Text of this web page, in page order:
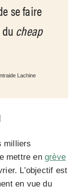
se faire
cheap
Lachine
milliers
mettre engrève
L’objectif est
en vue du